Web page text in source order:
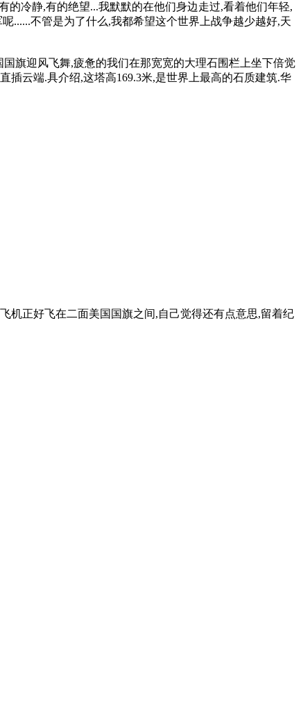
冷静,有的绝望...我默默的在他们身边走过,看着他们年轻,
......不管是为了什么,我都希望这个世界上战争越少越好,天
旗迎风飞舞,疲惫的我们在那宽宽的大理石围栏上坐下倍觉
插云端.具介绍,这塔高169.3米,是世界上最高的石质建筑.华
机正好飞在二面美国国旗之间,自己觉得还有点意思,留着纪